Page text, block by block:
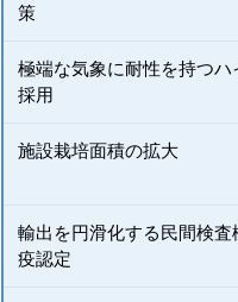
策
極端な気象に耐性を持つ
採用
施設栽培面積の拡大
輸出を円滑化する民間検査
疫認定